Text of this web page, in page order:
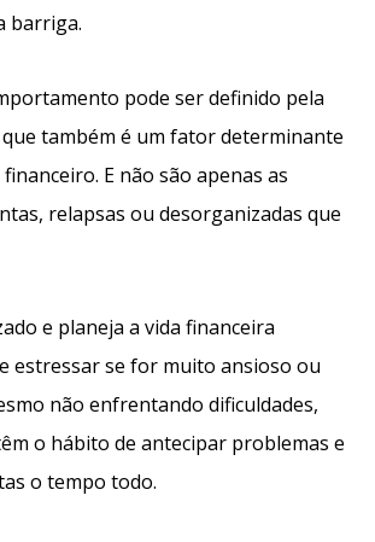
barriga.
pode ser definido pela
que também é um fator determinante
E não são apenas as
relapsas ou desorganizadas que
e planeja a vida financeira
estressar se for muito ansioso ou
não enfrentando dificuldades,
o hábito de antecipar problemas e
o tempo todo.